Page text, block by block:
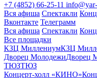
+7 (4852) 66-25-11
Вся афиша Спектакли
Вконтакте Телеграмм
Вся афиша Спектакли
Все площадки
КЗЦ МиллениумКЗЦ
Дворец МолодежиДворец
ТЮЗТЮЗ
Концерт-холл «КИНО»